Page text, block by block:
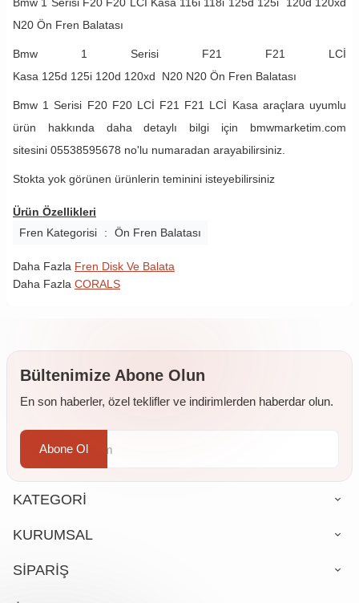
N20 Ön Fren Balatası
Bmw 1 Serisi F21 F21 LCİ
Kasa 125d 125i 120d 120xd N20 N20 Ön Fren Balatası
Bmw 1 Serisi F20 F20 LCİ F21 F21 LCİ Kasa araçlara uyumlu
ürün hakkında daha detaylı bilgi için bmwmarketim.com
sitesini 05538595678 no'lu numaradan arayabilirsiniz.
Stokta yok görünen ürünlerin teminini isteyebilirsiniz
Ürün Özellikleri
Fren Kategorisi
: Ön Fren Balatası
Daha Fazla Fren Disk Ve Balata
Daha Fazla CORALS
Bültenimize Abone Olun
En son haberler, özel teklifler ve indirimlerden haberdar olun.
Abone Ol
KATEGORİ
KURUMSAL
SİPARİŞ